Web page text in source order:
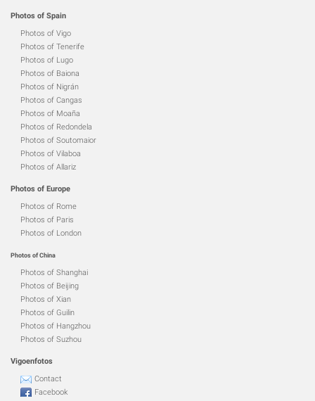
Photos of Spain
Photos of Vigo
Photos of Tenerife
Photos of Lugo
Photos of Baiona
Photos of Nigrán
Photos of Cangas
Photos of Moaña
Photos of Redondela
Photos of Soutomaior
Photos of Vilaboa
Photos of Allariz
Photos of Europe
Photos of Rome
Photos of Paris
Photos of London
Photos of China
Photos of Shanghai
Photos of Beijing
Photos of Xian
Photos of Guilin
Photos of Hangzhou
Photos of Suzhou
Vigoenfotos
Contact
Facebook